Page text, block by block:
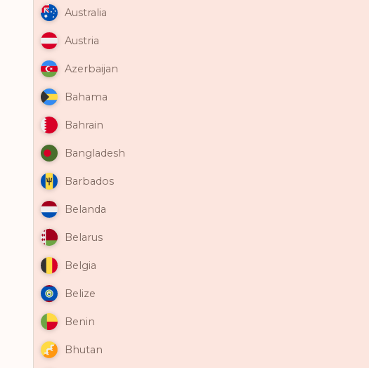
Australia
Austria
Azerbaijan
Bahama
Bahrain
Bangladesh
Barbados
Belanda
Belarus
Belgia
Belize
Benin
Bhutan